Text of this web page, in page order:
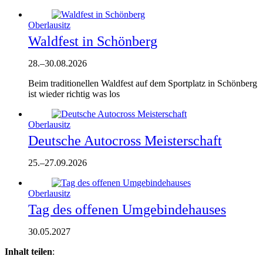
Oberlausitz
Waldfest in Schönberg
28.–30.08.2026
Beim traditionellen Waldfest auf dem Sportplatz in Schönberg
ist wieder richtig was los
Oberlausitz
Deutsche Autocross Meisterschaft
25.–27.09.2026
Oberlausitz
Tag des offenen Umgebindehauses
30.05.2027
Inhalt teilen: